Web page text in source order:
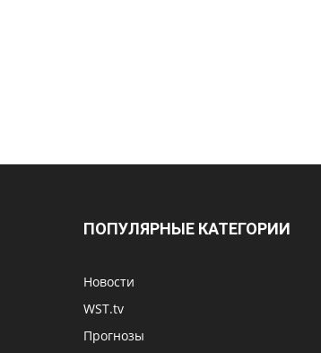
ПОПУЛЯРНЫЕ КАТЕГОРИИ
Новости
WST.tv
Прогнозы